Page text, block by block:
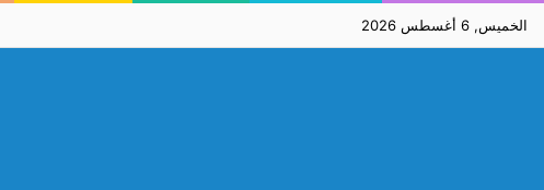
الخميس, 6 أغسطس 2026